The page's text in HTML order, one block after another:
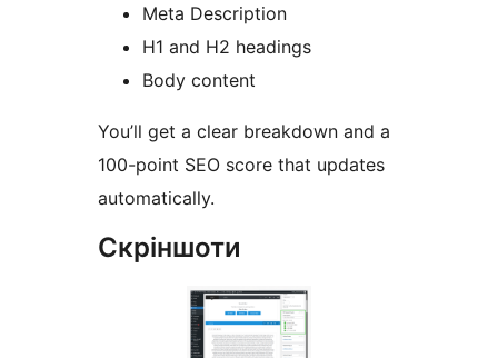
Meta Description
H1 and H2 headings
Body content
You’ll get a clear breakdown and a
100-point SEO score that updates
automatically.
Скріншоти